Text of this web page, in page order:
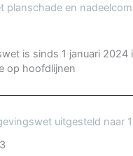
planschade en
is sinds 1 januari 2024
op hoofdlijnen
uitgesteld naar